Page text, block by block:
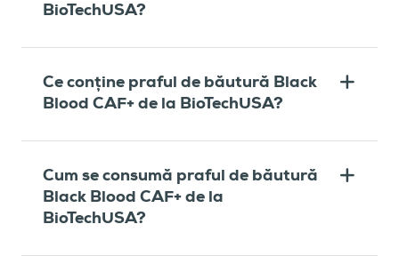
BioTechUSA?
Ce conține praful de băutură Black
Blood CAF+ de la BioTechUSA?
Cum se consumă praful de băutură
Black Blood CAF+ de la
BioTechUSA?